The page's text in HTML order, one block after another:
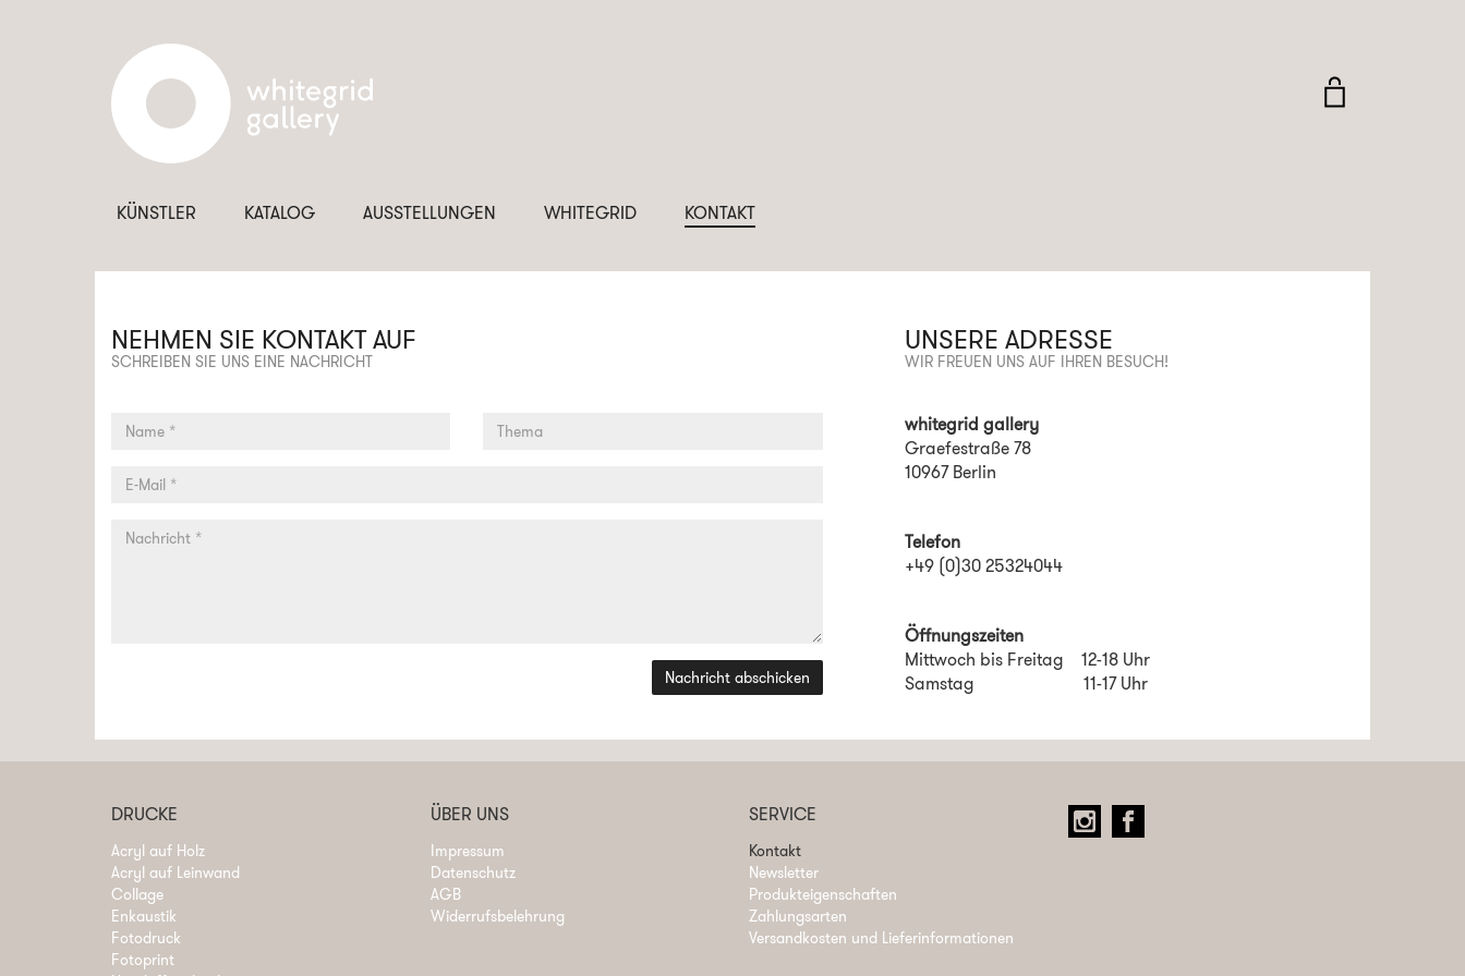
KÜNSTLER KATALOG AUSSTELLUNGEN WHITEGRID KONTAKT
NEHMEN SIE KONTAKT AUF
SCHREIBEN SIE UNS EINE NACHRICHT
Nachricht abschicken
UNSERE ADRESSE
WIR FREUEN UNS AUF IHREN BESUCH!
whitegrid gallery
Graefestraße 78
10967 Berlin
Telefon
+49 (0)30 25324044
Öffnungszeiten
Mittwoch bis Freitag 12-18 Uhr
Samstag 11-17 Uhr
DRUCKE
Acryl auf Holz
Acryl auf Leinwand
Collage
Enkaustik
Fotodruck
Fotoprint
ÜBER UNS
Impressum
Datenschutz
AGB
Widerrufsbelehrung
SERVICE
Kontakt
Newsletter
Produkteigenschaften
Zahlungsarten
Versandkosten und Lieferinformationen